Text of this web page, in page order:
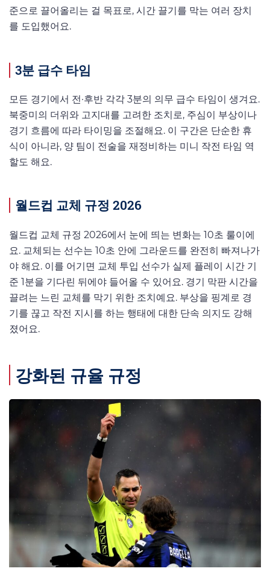
준으로 끌어올리는 걸 목표로, 시간 끌기를 막는 여러 장치
를 도입했어요.
3분 급수 타임
모든 경기에서 전·후반 각각 3분의 의무 급수 타임이 생겨요.
북중미의 더위와 고지대를 고려한 조치로, 주심이 부상이나
경기 흐름에 따라 타이밍을 조절해요. 이 구간은 단순한 휴
식이 아니라, 양 팀이 전술을 재정비하는 미니 작전 타임 역
할도 해요.
월드컵 교체 규정 2026
월드컵 교체 규정 2026에서 눈에 띄는 변화는 10초 룰이에
요. 교체되는 선수는 10초 안에 그라운드를 완전히 빠져나가
야 해요. 이를 어기면 교체 투입 선수가 실제 플레이 시간 기
준 1분을 기다린 뒤에야 들어올 수 있어요. 경기 막판 시간을
끌려는 느린 교체를 막기 위한 조치예요. 부상을 핑계로 경
기를 끊고 작전 지시를 하는 행태에 대한 단속 의지도 강해
졌어요.
강화된 규율 규정